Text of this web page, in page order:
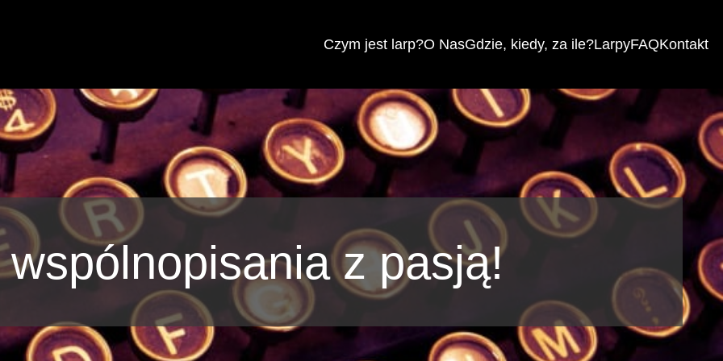
Czym jest larp?O NasGdzie, kiedy, za ile?LarpyFAQKontakt
z pasją!